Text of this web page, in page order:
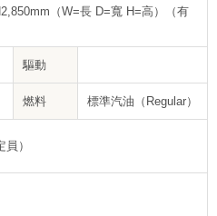
（W=長 D=寬 H=高）（有
驅動
燃料 標準汽油（Regular）
）